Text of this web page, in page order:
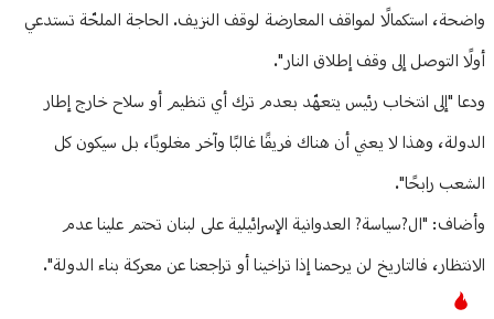
واضحة، استكمالًا لمواقف المعارضة لوقف النزيف. الحاجة الملحّة تستدعي
أولًا التوصل إلى وقف إطلاق النار".
ودعا "إلى انتخاب رئيس يتعهّد بعدم ترك أي تنظيم أو سلاح خارج إطار
الدولة، وهذا لا يعني أن هناك فريقًا غالبًا وآخر مغلوبًا، بل سيكون كل
الشعب رابحًا".
وأضاف: "‏ال?سياسة? العدوانية الإسرائيلية على لبنان تحتم علينا عدم
الانتظار، فالتاريخ لن يرحمنا إذا تراخينا أو تراجعنا عن معركة بناء الدولة".